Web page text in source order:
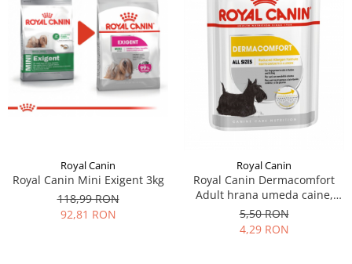
Royal Canin
Royal Canin Mini Exigent 3kg
118,99 RON
92,81 RON
Royal Canin
Royal Canin Dermacomfort
Adult hrana umeda caine,
prevenirea iritatiilor pielii
(loaf), 85 g
5,50 RON
4,29 RON